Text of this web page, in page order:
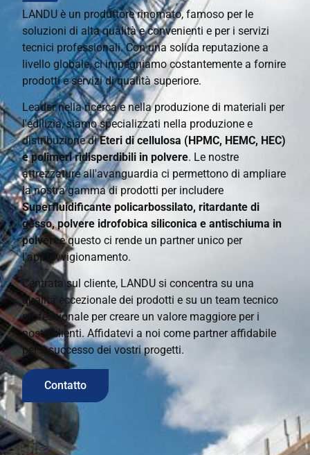
LANDU è un produttore rinomato, famoso per le
soluzioni di alta qualità e convenienti e per i servizi
tecnici professionali. Con una solida reputazione a
livello globale, ci impegniamo costantemente a fornire
prodotti e servizi di qualità superiore.
Leader nella ricerca e nella produzione di materiali per
l'edilizia, siamo specializzati nella produzione e
distribuzione diEteri di cellulosa (HPMC, HEMC, HEC)
e polimeri ridisperdibili in polvere. Le nostre
attrezzature all'avanguardia ci permettono di ampliare
la nostra gamma di prodotti per includere
Superfluidificante policarbossilato, ritardante di
gesso, polvere idrofobica siliconica e antischiuma in
polveree questo ci rende un partner unico per
l'approvvigionamento.
Centrata sul cliente, LANDU si concentra su una
qualità eccezionale dei prodotti e su un team tecnico
professionale per creare un valore maggiore per i
nostri clienti. Affidatevi a noi come partner affidabile
per il successo dei vostri progetti.
Contatto